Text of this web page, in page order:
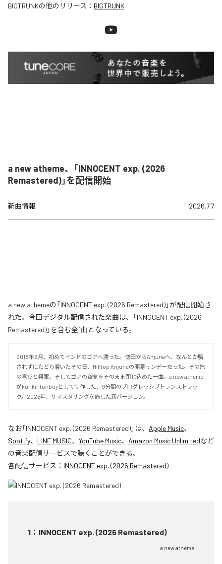
BIGTRUNKの他のリリース： BIGTRUNK
a new atheme、「INNOCENT exp. (2026
Remastered)」を配信開始
新曲情報 2026.7.7
a new athemeの「INNOCENT exp. (2026 Remastered)」が配信開始さ
れた。今回デジタル配信された楽曲は、「INNOCENT exp. (2026
Remastered)」を含む全1曲となっている。
2018年9月、初めてインドのゴアへ渡った。徳田からAnjunaへ、なんとか騙
されずにたどり着いたその日、Hilltop Anjunaの開幕サンデーだった。その旅
の喜びと興奮、そしてゴアの空気をそのまま閉じ込めた一曲。a new atheme
がkurikintonboyとして制作した、9分間のプログレッシブトランストラッ
ク。2026年、リマスタリングを施した新バージョン。
なお「INNOCENT exp. (2026 Remastered)」は、 Apple Music、
Spotify、 LINE MUSIC、 YouTube Music、 Amazon Music Unlimitedなど
の音楽配信サービスで聴くことができる。
各配信サービス： INNOCENT exp. (2026 Remastered)
1 ： INNOCENT exp. (2026 Remastered)
a new atheme